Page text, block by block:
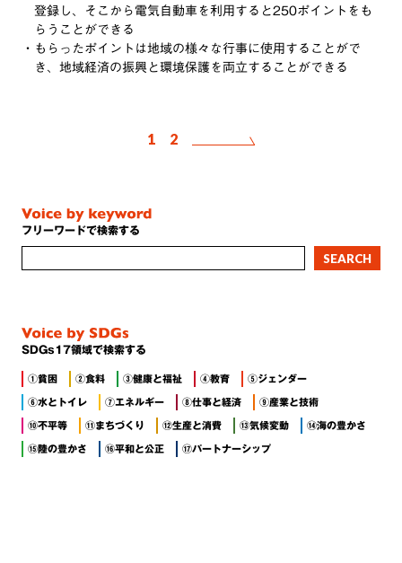
登録し、そこから電気自動車を利用すると250ポイントをも
らうことができる
・もらったポイントは地域の様々な行事に使用することがで
き、地域経済の振興と環境保護を両立することができる
1 2
フリーワードで検索する
SDGs17領域で検索する
①貧困 ②食料 ③健康と福祉 ④教育 ⑤ジェンダー
⑥水とトイレ ⑦エネルギー ⑧仕事と経済 ⑨産業と技術
⑩不平等 ⑪まちづくり ⑫生産と消費 ⑬気候変動 ⑭海の豊かさ
⑮陸の豊かさ ⑯平和と公正 ⑰パートナーシップ